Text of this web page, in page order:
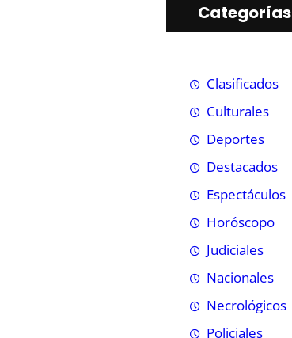
Categorías
Clasificados
Culturales
Deportes
Destacados
Espectáculos
Horóscopo
Judiciales
Nacionales
Necrológicos
Policiales